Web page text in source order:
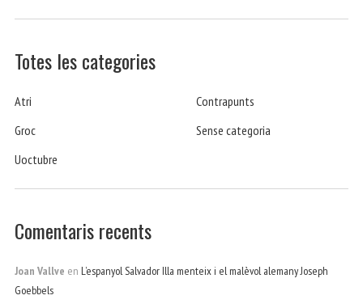
Totes les categories
Atri
Contrapunts
Groc
Sense categoria
Uoctubre
Comentaris recents
Joan Vallve en L’espanyol Salvador Illa menteix i el malèvol alemany Joseph
Goebbels